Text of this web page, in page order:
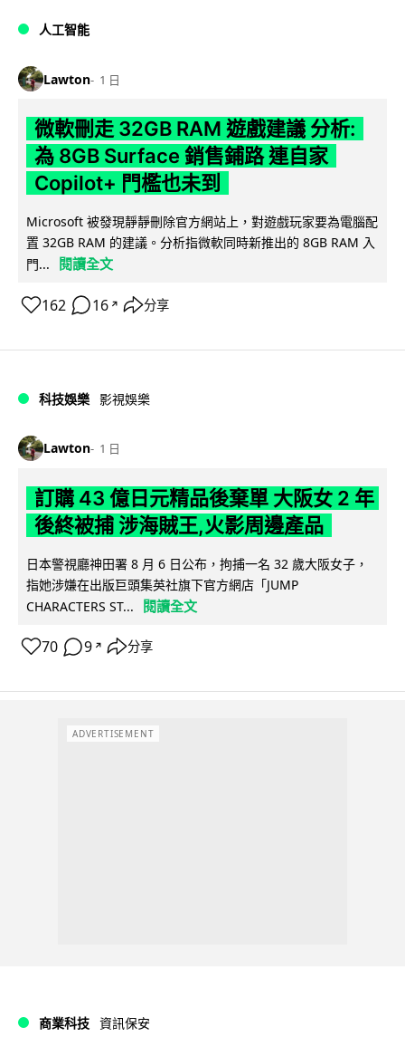
人工智能
Lawton 1 日
微軟刪走 32GB RAM 遊戲建議 分析:
為 8GB Surface 銷售鋪路 連自家
Copilot+ 門檻也未到
Microsoft 被發現靜靜刪除官方網站上，對遊戲玩家要為電腦配
置 32GB RAM 的建議。分析指微軟同時新推出的 8GB RAM 入
門...
閱讀全文
162 16 ↗ 分享
科技娛樂 影視娛樂
Lawton 1 日
訂購 43 億日元精品後棄單 大阪女 2 年
後終被捕 涉海賊王,火影周邊產品
日本警視廳神田署 8 月 6 日公布，拘捕一名 32 歲大阪女子，
指她涉嫌在出版巨頭集英社旗下官方網店「JUMP
CHARACTERS ST...
閱讀全文
70 9 ↗ 分享
ADVERTISEMENT
商業科技 資訊保安